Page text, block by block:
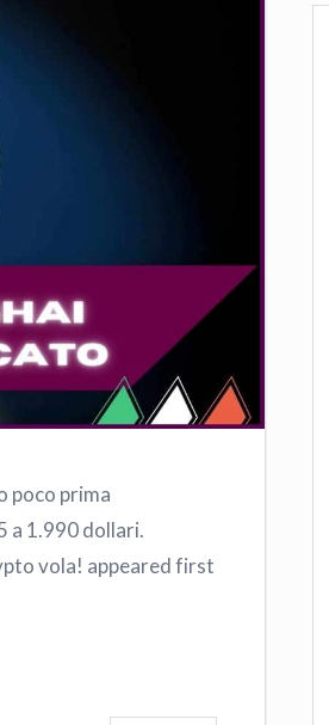
poco prima
a 1.990 dollari.
vola! appeared first